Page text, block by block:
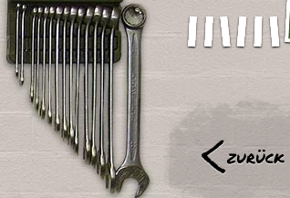
<zurück